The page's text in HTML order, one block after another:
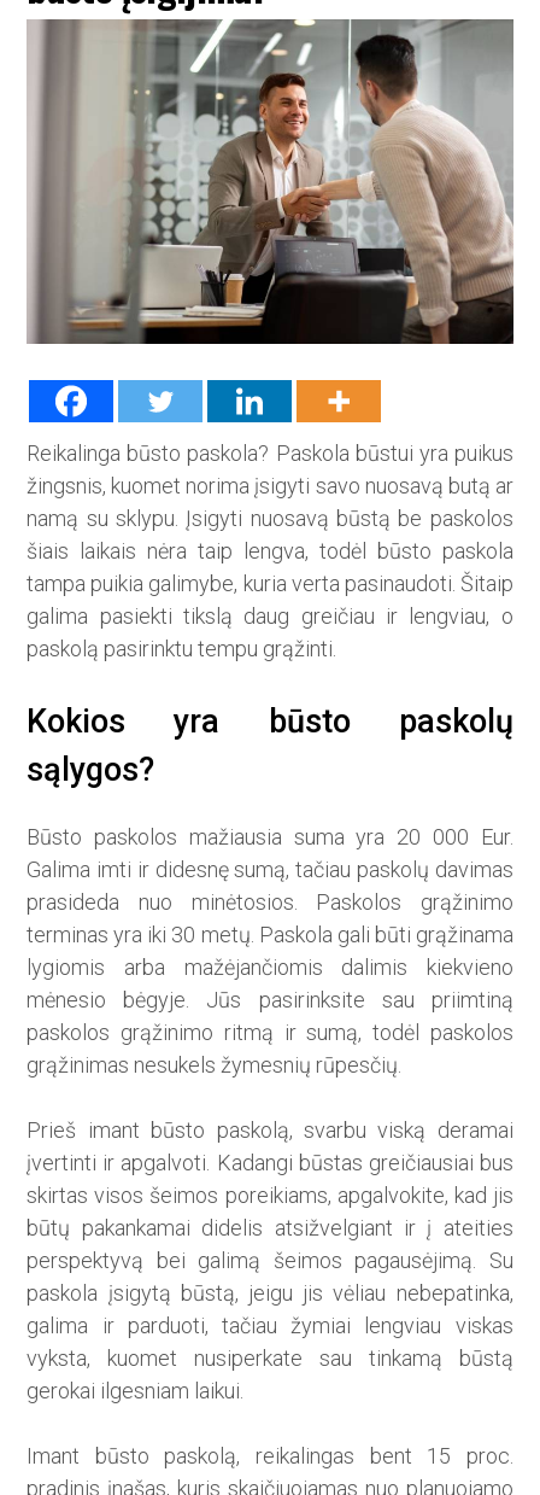
Reikalinga būsto paskola? Paskola būstui yra puikus
žingsnis, kuomet norima įsigyti savo nuosavą butą ar
namą su sklypu. Įsigyti nuosavą būstą be paskolos
šiais laikais nėra taip lengva, todėl būsto paskola
tampa puikia galimybe, kuria verta pasinaudoti. Šitaip
galima pasiekti tikslą daug greičiau ir lengviau, o
paskolą pasirinktu tempu grąžinti.
Kokios yra būsto paskolų
sąlygos?
Būsto paskolos mažiausia suma yra 20 000 Eur.
Galima imti ir didesnę sumą, tačiau paskolų davimas
prasideda nuo minėtosios. Paskolos grąžinimo
terminas yra iki 30 metų. Paskola gali būti grąžinama
lygiomis arba mažėjančiomis dalimis kiekvieno
mėnesio bėgyje. Jūs pasirinksite sau priimtiną
paskolos grąžinimo ritmą ir sumą, todėl paskolos
grąžinimas nesukels žymesnių rūpesčių.
Prieš imant būsto paskolą, svarbu viską deramai
įvertinti ir apgalvoti. Kadangi būstas greičiausiai bus
skirtas visos šeimos poreikiams, apgalvokite, kad jis
būtų pakankamai didelis atsižvelgiant ir į ateities
perspektyvą bei galimą šeimos pagausėjimą. Su
paskola įsigytą būstą, jeigu jis vėliau nebepatinka,
galima ir parduoti, tačiau žymiai lengviau viskas
vyksta, kuomet nusiperkate sau tinkamą būstą
gerokai ilgesniam laikui.
Imant būsto paskolą, reikalingas bent 15 proc.
pradinis įnašas, kuris skaičiuojamas nuo planuojamo